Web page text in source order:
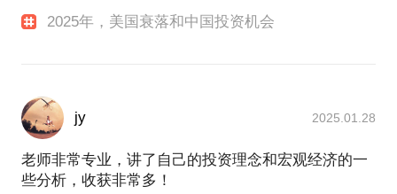
大，在课后你依旧可以向我提问，我会持续为你答疑
投资没有你想象的那么难，但也绝非易事。但是我相
信一个较高的起点可以让你距离真正的稳定盈利更进
一步。
话题内容更新日期：2025年1月21日
自己多年的努力白费了。
要建立稳固的投资哲学才能应对。而我要提醒你，大
部分人对价值投资的理解其实是错的。
我会告诉你我理解的价值投资，并且教你运用到基金
投资中，如果你对股票和可转债也感兴趣，相信也会
2025年，美国衰落和中国投资机会
jy 2025.01.28
老师非常专业，讲了自己的投资理念和宏观经济的一
些分析，收获非常多！